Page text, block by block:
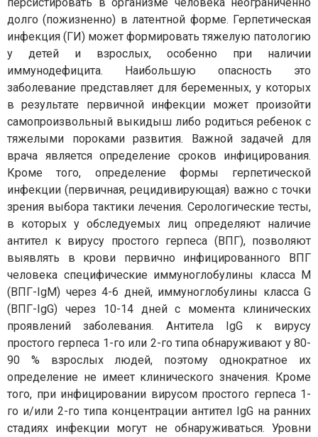
долго (пожизненно) в латентной форме. Герпетическая
инфекция (ГИ) может формировать тяжелую патологию
у детей и взрослых, особенно при наличии
иммунодефицита. Наибольшую опасность это
заболевание представляет для беременных, у которых
в результате первичной инфекции может произойти
самопроизвольный выкидыш либо родиться ребенок с
тяжелыми пороками развития. Важной задачей для
врача является определение сроков инфицирования.
Кроме того, определение формы герпетической
инфекции (первичная, рецидивирующая) важно с точки
зрения выбора тактики лечения. Серологические тесты,
в которых у обследуемых лиц определяют наличие
антител к вирусу простого герпеса (ВПГ), позволяют
выявлять в крови первично инфицированного ВПГ
человека специфические иммуноглобулины класса М
(ВПГ-IgM) через 4-6 дней, иммуноглобулины класса G
(ВПГ-IgG) через 10-14 дней с момента клинических
проявлений заболевания. Антитела IgG к вирусу
простого герпеса 1-го или 2-го типа обнаруживают у 80-
90 % взрослых людей, поэтому однократное их
определение не имеет клинического значения. Кроме
того, при инфицировании вирусом простого герпеса 1-
го и/или 2-го типа концентрации антител IgG на ранних
стадиях инфекции могут не обнаруживаться. Уровни